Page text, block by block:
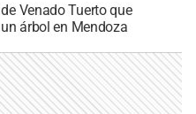
Venado Tuerto que
árbol en Mendoza